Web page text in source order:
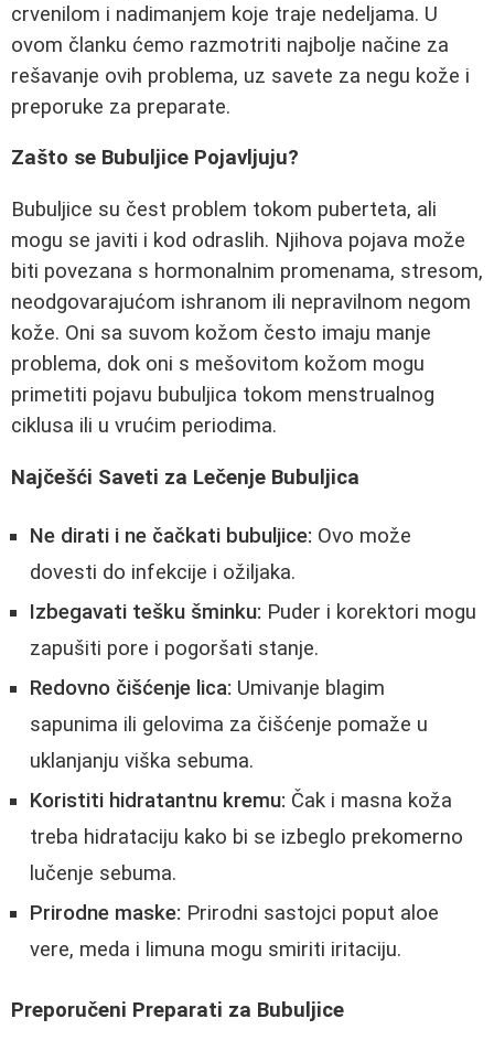
crvenilom i nadimanjem koje traje nedeljama. U
ovom članku ćemo razmotriti najbolje načine za
rešavanje ovih problema, uz savete za negu kože i
preporuke za preparate.
Zašto se Bubuljice Pojavljuju?
Bubuljice su čest problem tokom puberteta, ali
mogu se javiti i kod odraslih. Njihova pojava može
biti povezana s hormonalnim promenama, stresom,
neodgovarajućom ishranom ili nepravilnom negom
kože. Oni sa suvom kožom često imaju manje
problema, dok oni s mešovitom kožom mogu
primetiti pojavu bubuljica tokom menstrualnog
ciklusa ili u vrućim periodima.
Najčešći Saveti za Lečenje Bubuljica
Ne dirati i ne čačkati bubuljice: Ovo može
dovesti do infekcije i ožiljaka.
Izbegavati tešku šminku: Puder i korektori mogu
zapušiti pore i pogoršati stanje.
Redovno čišćenje lica: Umivanje blagim
sapunima ili gelovima za čišćenje pomaže u
uklanjanju viška sebuma.
Koristiti hidratantnu kremu: Čak i masna koža
treba hidrataciju kako bi se izbeglo prekomerno
lučenje sebuma.
Prirodne maske: Prirodni sastojci poput aloe
vere, meda i limuna mogu smiriti iritaciju.
Preporučeni Preparati za Bubuljice